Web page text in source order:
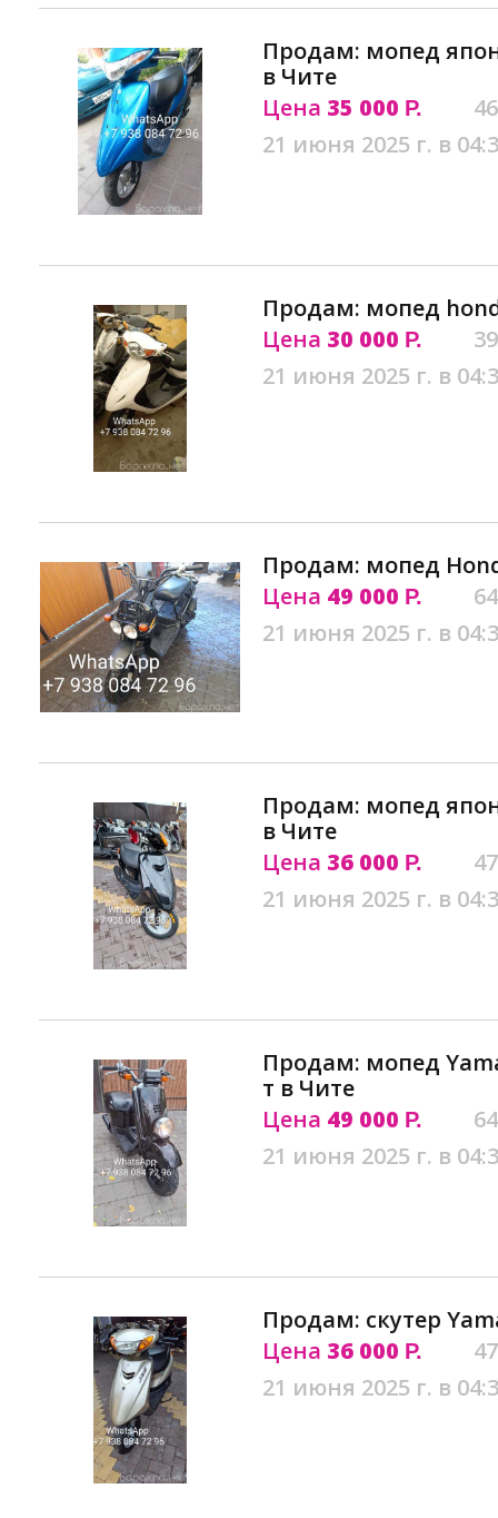
Продам: мопед
в Чите
Цена 35 000 Р.
21 июня 2025 г. в
Продам: мопед
Цена 30 000 Р.
21 июня 2025 г. в
Продам: мопед
Цена 49 000 Р.
21 июня 2025 г. в
Продам: мопед
в Чите
Цена 36 000 Р.
21 июня 2025 г. в
Продам: мопед
т в Чите
Цена 49 000 Р.
21 июня 2025 г. в
Продам: скутер
Цена 36 000 Р.
21 июня 2025 г. в